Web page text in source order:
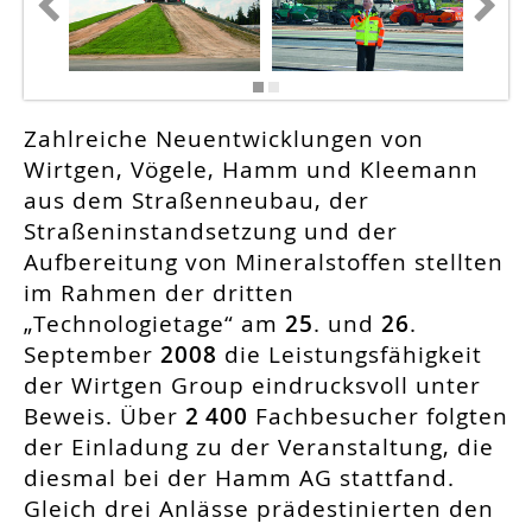
Zahlreiche Neuentwicklungen von
Wirtgen, Vögele, Hamm und Kleemann
aus dem Straßenneubau, der
Straßeninstandsetzung und der
Aufbereitung von Mineralstoffen stellten
im Rahmen der dritten
„Technologietage“ am 25. und 26.
September 2008 die Leistungsfähigkeit
der Wirtgen Group eindrucksvoll unter
Beweis. Über 2 400 Fachbesucher folgten
der Einladung zu der Veranstaltung, die
diesmal bei der Hamm AG stattfand.
Gleich drei Anlässe prädestinierten den